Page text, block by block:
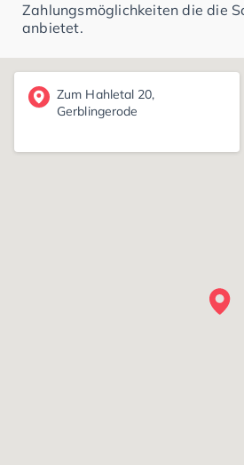
Zahlungsmöglichkeiten die die
anbietet.
Zum Hahletal 20,
Gerblingerode